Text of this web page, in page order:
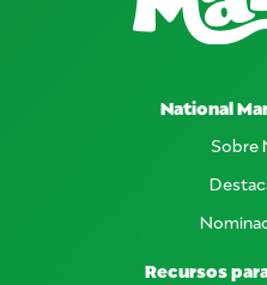
National
Sobre
Recursos